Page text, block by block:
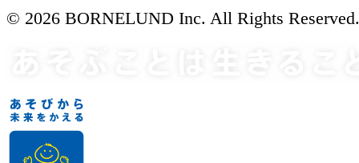
© 2026 BORNELUND Inc. All Rights Reserved.